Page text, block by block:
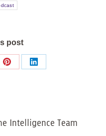
post
Share
Share
Intelligence Team